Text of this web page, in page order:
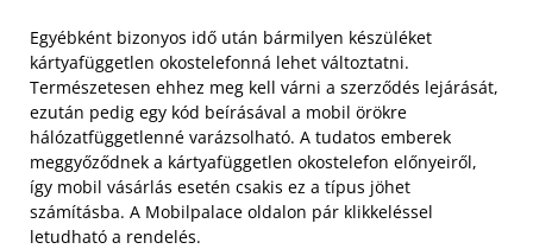
Egyébként bizonyos idő után bármilyen készüléket
kártyafüggetlen okostelefonná lehet változtatni.
Természetesen ehhez meg kell várni a szerződés lejárását,
ezután pedig egy kód beírásával a mobil örökre
hálózatfüggetlenné varázsolható. A tudatos emberek
meggyőződnek a kártyafüggetlen okostelefon előnyeiről,
így mobil vásárlás esetén csakis ez a típus jöhet
számításba. A Mobilpalace oldalon pár klikkeléssel
letudható a rendelés.